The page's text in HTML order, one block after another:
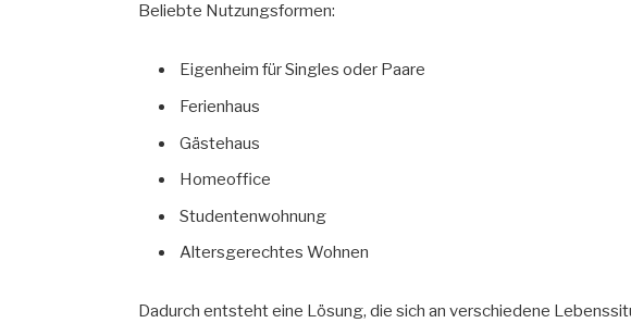
Beliebte Nutzungsformen:
Eigenheim für Singles oder Paare
Ferienhaus
Gästehaus
Homeoffice
Studentenwohnung
Altersgerechtes Wohnen
Dadurch entsteht eine Lösung, die sich an verschiedene